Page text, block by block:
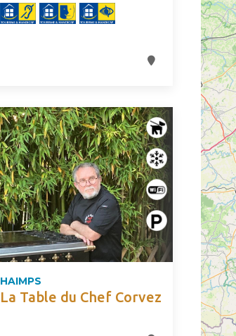
HAIMPS
La Table du Chef Corvez